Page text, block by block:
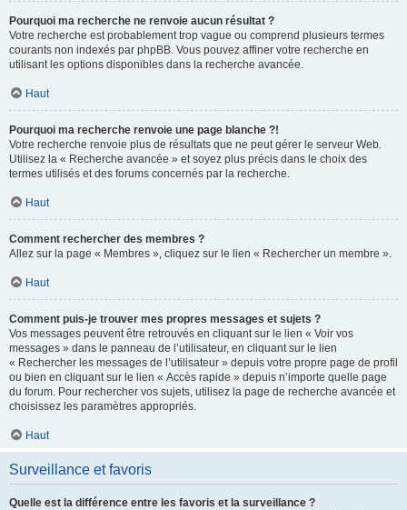
Pourquoi ma recherche ne renvoie aucun résultat ?
Votre recherche est probablement trop vague ou comprend plusieurs termes
courants non indexés par phpBB. Vous pouvez affiner votre recherche en
utilisant les options disponibles dans la recherche avancée.
Haut
Pourquoi ma recherche renvoie une page blanche ?!
Votre recherche renvoie plus de résultats que ne peut gérer le serveur Web.
Utilisez la « Recherche avancée » et soyez plus précis dans le choix des
termes utilisés et des forums concernés par la recherche.
Haut
Comment rechercher des membres ?
Allez sur la page « Membres », cliquez sur le lien « Rechercher un membre ».
Haut
Comment puis-je trouver mes propres messages et sujets ?
Vos messages peuvent être retrouvés en cliquant sur le lien « Voir vos
messages » dans le panneau de l’utilisateur, en cliquant sur le lien
« Rechercher les messages de l’utilisateur » depuis votre propre page de profil
ou bien en cliquant sur le lien « Accès rapide » depuis n’importe quelle page
du forum. Pour rechercher vos sujets, utilisez la page de recherche avancée et
choisissez les paramètres appropriés.
Haut
Surveillance et favoris
Quelle est la différence entre les favoris et la surveillance ?